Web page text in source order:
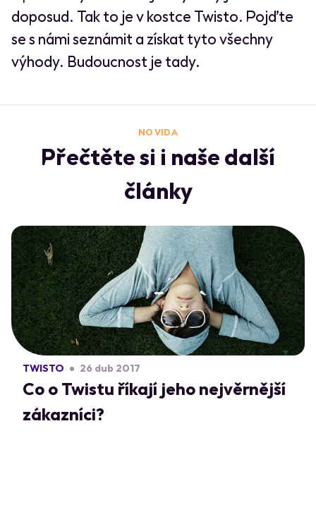
doposud. Tak to je v kostce Twisto. Pojďte
se s námi seznámit a získat tyto všechny
výhody. Budoucnost je tady.
NO VIDA
Přečtěte si i naše další
články
TWISTO 26 dub 2017
Co o Twistu říkají jeho nejvěrnější
zákazníci?